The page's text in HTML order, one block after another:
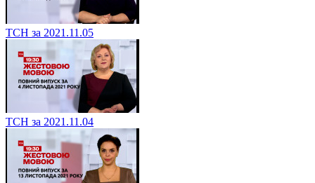
ТСН за 2021.11.05
ТСН за 2021.11.04